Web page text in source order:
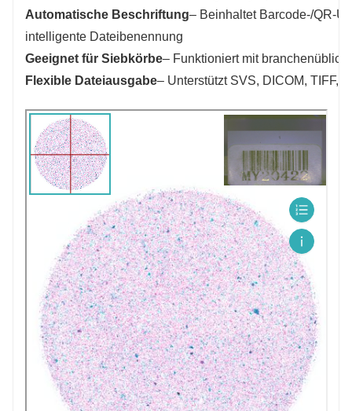
Automatische Beschriftung– Beinhaltet Barcode-/QR-
intelligente Dateibenennung
Geeignet für Siebkörbe– Funktioniert mit
Flexible Dateiausgabe– Unterstützt SVS, DICOM, TIFF,